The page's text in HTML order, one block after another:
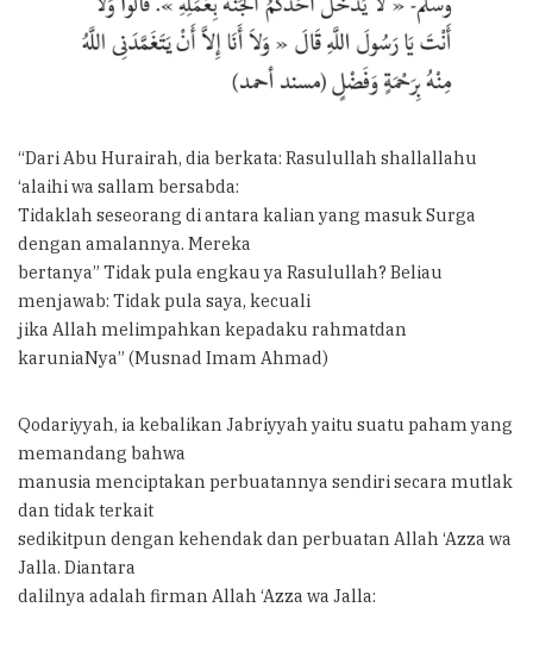
“Dari Abu Hurairah, dia berkata: Rasulullah shallallahu
‘alaihi wa sallam bersabda:
Tidaklah seseorang di antara kalian yang masuk Surga
dengan amalannya. Mereka
bertanya” Tidak pula engkau ya Rasulullah? Beliau
menjawab: Tidak pula saya, kecuali
jika Allah melimpahkan kepadaku rahmatdan
karuniaNya” (Musnad Imam Ahmad)
Qodariyyah, ia kebalikan Jabriyyah yaitu suatu paham yang
memandang bahwa
manusia menciptakan perbuatannya sendiri secara mutlak
dan tidak terkait
sedikitpun dengan kehendak dan perbuatan Allah ‘Azza wa
Jalla. Diantara
dalilnya adalah firman Allah ‘Azza wa Jalla: